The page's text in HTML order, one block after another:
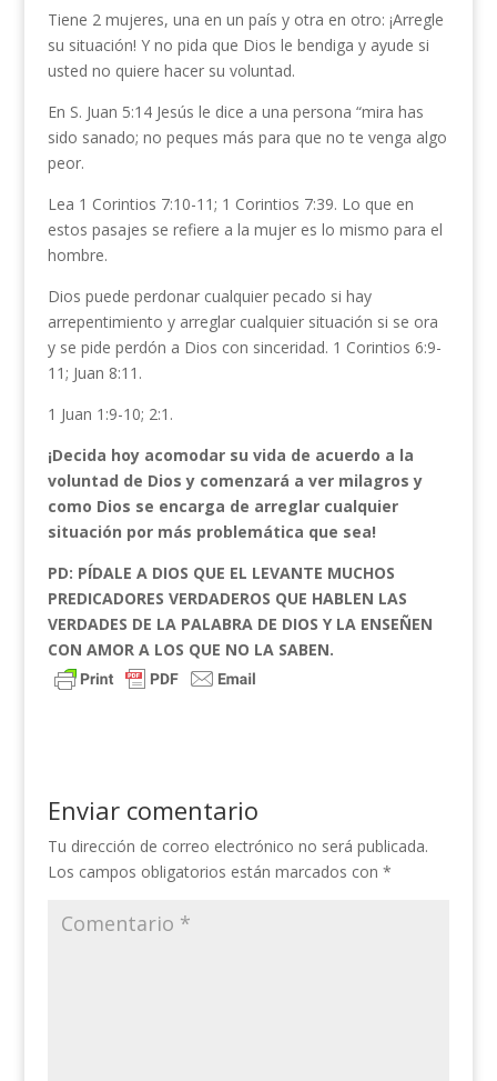
Tiene 2 mujeres, una en un país y otra en otro: ¡Arregle
su situación! Y no pida que Dios le bendiga y ayude si
usted no quiere hacer su voluntad.
En S. Juan 5:14 Jesús le dice a una persona “mira has
sido sanado; no peques más para que no te venga algo
peor.
Lea 1 Corintios 7:10-11; 1 Corintios 7:39. Lo que en
estos pasajes se refiere a la mujer es lo mismo para el
hombre.
Dios puede perdonar cualquier pecado si hay
arrepentimiento y arreglar cualquier situación si se ora
y se pide perdón a Dios con sinceridad. 1 Corintios 6:9-
11; Juan 8:11.
1 Juan 1:9-10; 2:1.
¡Decida hoy acomodar su vida de acuerdo a la
voluntad de Dios y comenzará a ver milagros y
como Dios se encarga de arreglar cualquier
situación por más problemática que sea!
PD: PÍDALE A DIOS QUE EL LEVANTE MUCHOS
PREDICADORES VERDADEROS QUE HABLEN LAS
VERDADES DE LA PALABRA DE DIOS Y LA ENSEÑEN
CON AMOR A LOS QUE NO LA SABEN.
Enviar comentario
Tu dirección de correo electrónico no será publicada.
Los campos obligatorios están marcados con *